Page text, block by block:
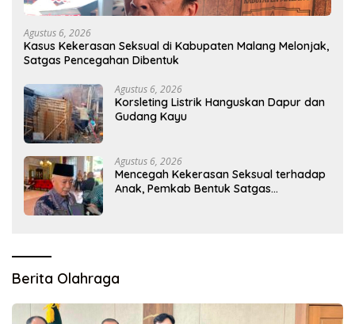
Agustus 6, 2026
Kasus Kekerasan Seksual di Kabupaten Malang Melonjak,
Satgas Pencegahan Dibentuk
Agustus 6, 2026
Korsleting Listrik Hanguskan Dapur dan
Gudang Kayu
Agustus 6, 2026
Mencegah Kekerasan Seksual terhadap
Anak, Pemkab Bentuk Satgas
Berita Olahraga